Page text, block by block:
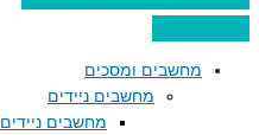
מחשבים ומסכים
מחשבים ניידים
מחשבים ניידים ASUS